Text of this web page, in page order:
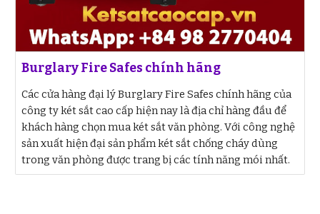
Burglary Fire Safes chính hãng
Các cửa hàng đại lý Burglary Fire Safes chính hãng của
công ty két sắt cao cấp hiện nay là địa chỉ hàng đầu để
khách hàng chọn mua két sắt văn phòng. Với công nghệ
sản xuất hiện đại sản phẩm két sắt chống cháy dùng
trong văn phòng được trang bị các tính năng mói nhất.